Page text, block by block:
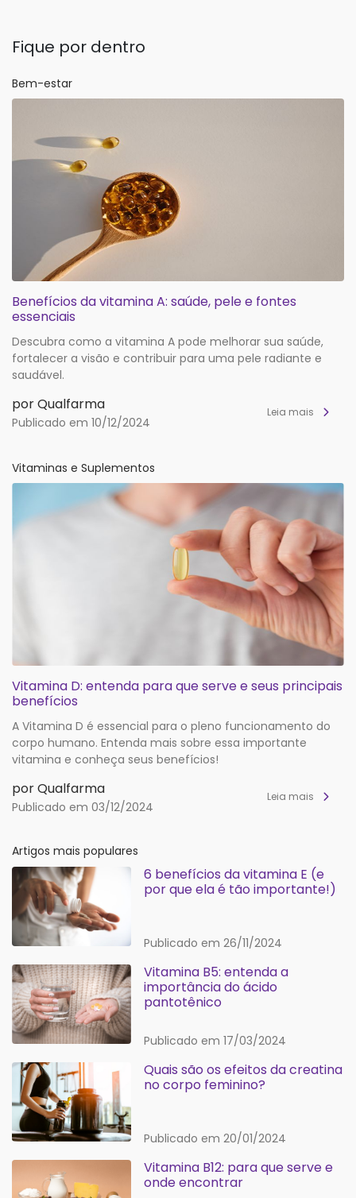
Fique por dentro
Bem-estar
Benefícios da vitamina A: saúde, pele e fontes
essenciais
Descubra como a vitamina A pode melhorar sua saúde,
fortalecer a visão e contribuir para uma pele radiante e
saudável.
por Qualfarma
Publicado em 10/12/2024
Leia mais
Vitaminas e Suplementos
Vitamina D: entenda para que serve e seus principais
benefícios
A Vitamina D é essencial para o pleno funcionamento do
corpo humano. Entenda mais sobre essa importante
vitamina e conheça seus benefícios!
por Qualfarma
Publicado em 03/12/2024
Leia mais
Artigos mais populares
6 benefícios da vitamina E (e
por que ela é tão importante!)
Publicado em 26/11/2024
Vitamina B5: entenda a
importância do ácido
pantotênico
Publicado em 17/03/2024
Quais são os efeitos da creatina
no corpo feminino?
Publicado em 20/01/2024
Vitamina B12: para que serve e
onde encontrar